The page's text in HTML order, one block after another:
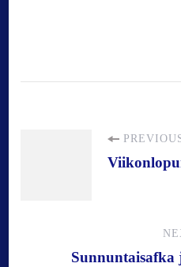
Sunnuntaisafka